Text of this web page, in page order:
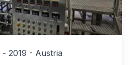
- 2019 - Austria